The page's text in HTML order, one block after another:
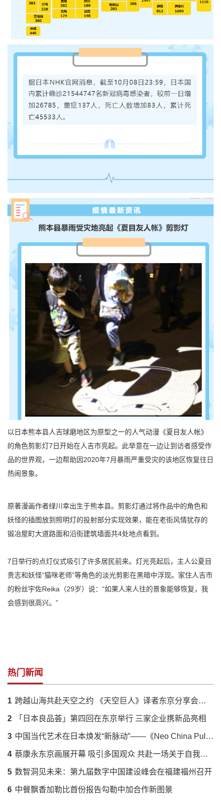
以日本熊本县人吉球磨地区为原型之一的人气动漫《夏目友人帐》
的角色剪影灯7日开始在人吉市亮起。此举意在一边让到访者感受作
品的世界观，一边帮助因2020年7月暴雨严重受灾的该地区恢复往日
热闹景象。
原著漫画作者绿川幸出生于熊本县。剪影灯通过将作品中的角色和
妖怪的插图放到照明灯的投射部分实现效果，能在老街风情犹存的
锻冶屋町大道路面和沿街建筑墙面共4处地点看到。
7日举行的点灯仪式吸引了许多居民前来。灯光亮起后，主人公夏目
贵志和妖怪“猫咪老师”等角色的淡光剪影在黑暗中浮现。家住人吉市
的粉丝宇佐Reika（29岁）说：“如果人来人往的景象能够恢复，我
会感到很高兴。”
热门新闻
1 跨越山海共赴天空之约 《天空巨人》译者东京分享会落幕 解码蔡国强火药艺术与中日文化羁绊
2 「日本良品荟」第四回在东京举行 三家企业携新品亮相
3 中国当代艺术在日本焕发“新脉动”——《Neo China Pulse》展呈现传统与创新的时代对话
4 蔡康永东京画展开幕 吸引多国观众 共赴一场关于自我的对话
5 数智洞见未来：第九届数字中国建设峰会在福建福州召开
6 中餐飘香加勒比首份报告勾勒中加合作新图景